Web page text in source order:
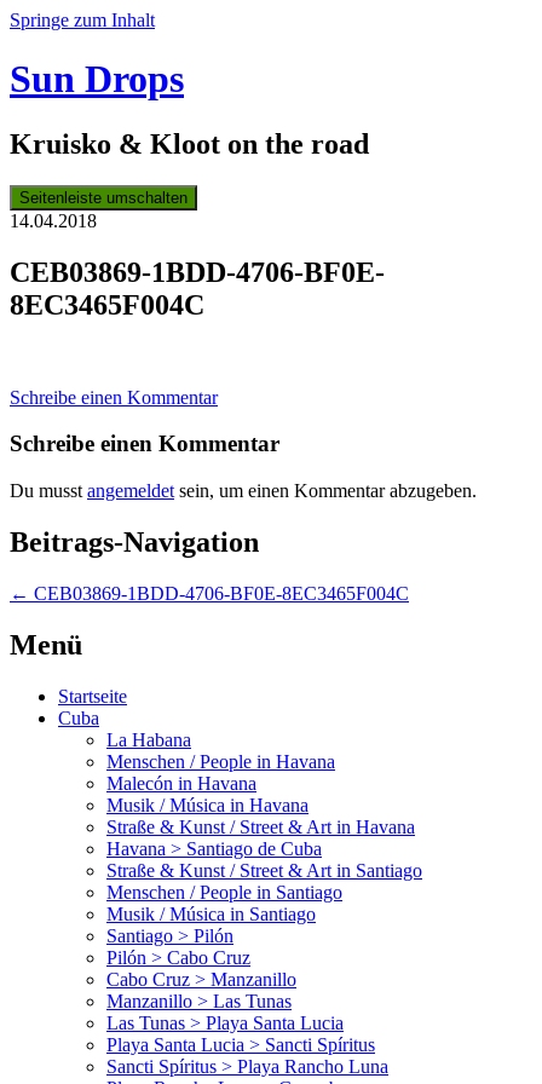
Springe zum Inhalt
Sun Drops
Kruisko & Kloot on the road
Seitenleiste umschalten
14.04.2018
CEB03869-1BDD-4706-BF0E-
8EC3465F004C
Schreibe einen Kommentar
Schreibe einen Kommentar
Du musst angemeldet sein, um einen Kommentar abzugeben.
Beitrags-Navigation
← CEB03869-1BDD-4706-BF0E-8EC3465F004C
Menü
Startseite
Cuba
La Habana
Menschen / People in Havana
Malecón in Havana
Musik / Música in Havana
Straße & Kunst / Street & Art in Havana
Havana > Santiago de Cuba
Straße & Kunst / Street & Art in Santiago
Menschen / People in Santiago
Musik / Música in Santiago
Santiago > Pilón
Pilón > Cabo Cruz
Cabo Cruz > Manzanillo
Manzanillo > Las Tunas
Las Tunas > Playa Santa Lucia
Playa Santa Lucia > Sancti Spíritus
Sancti Spíritus > Playa Rancho Luna